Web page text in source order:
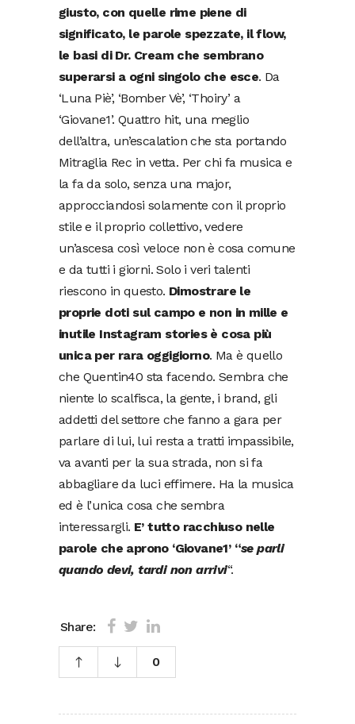
giusto, con quelle rime piene di
significato, le parole spezzate, il flow,
le basi di Dr. Cream che sembrano
superarsi a ogni singolo che esce. Da
‘Luna Piè’, ‘Bomber Vè’, ‘Thoiry’ a
‘Giovane1’. Quattro hit, una meglio
dell’altra, un’escalation che sta portando
Mitraglia Rec in vetta. Per chi fa musica e
la fa da solo, senza una major,
approcciandosi solamente con il proprio
stile e il proprio collettivo, vedere
un’ascesa così veloce non è cosa comune
e da tutti i giorni. Solo i veri talenti
riescono in questo. Dimostrare le
proprie doti sul campo e non in mille e
inutile Instagram stories è cosa più
unica per rara oggigiorno. Ma è quello
che Quentin40 sta facendo. Sembra che
niente lo scalfisca, la gente, i brand, gli
addetti del settore che fanno a gara per
parlare di lui, lui resta a tratti impassibile,
va avanti per la sua strada, non si fa
abbagliare da luci effimere. Ha la musica
ed è l’unica cosa che sembra
interessargli. E’ tutto racchiuso nelle
parole che aprono ‘Giovane1’ “se parli
quando devi, tardi non arrivi“.
Share:
0